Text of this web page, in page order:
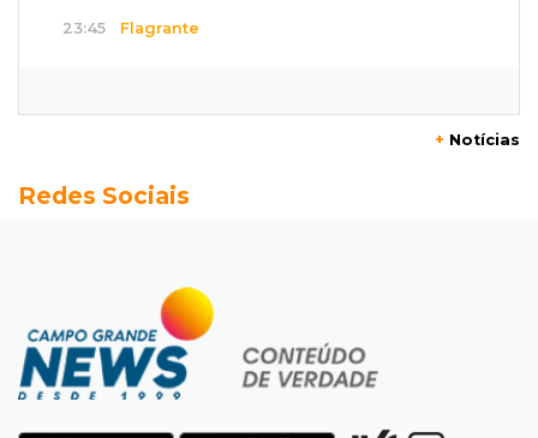
23:45 Flagrante
Crédito do FGTS permitirá que santas casas
Balança rural
Soja fica R$ 3 mais cara em um ano, enquanto
preço do milho pouco muda
+ Notícias
Redes Sociais